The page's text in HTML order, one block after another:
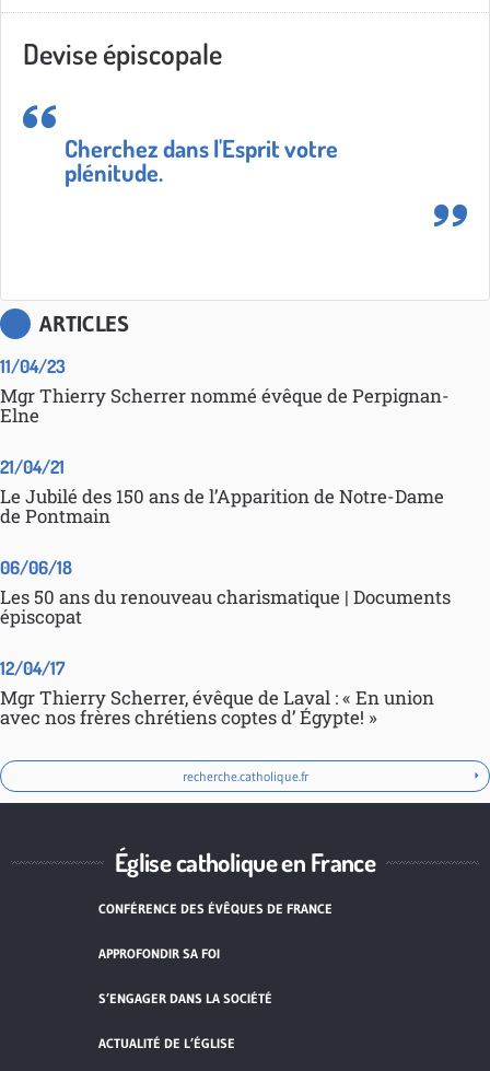
Devise épiscopale
Cherchez dans l'Esprit votre
plénitude.
ARTICLES
11/04/23
Mgr Thierry Scherrer nommé évêque de Perpignan-
Elne
21/04/21
Le Jubilé des 150 ans de l’Apparition de Notre-Dame
de Pontmain
06/06/18
Les 50 ans du renouveau charismatique | Documents
épiscopat
12/04/17
Mgr Thierry Scherrer, évêque de Laval : « En union
avec nos frères chrétiens coptes d’ Égypte! »
recherche.catholique.fr
Église catholique en France
CONFÉRENCE DES ÉVÊQUES DE FRANCE
APPROFONDIR SA FOI
S’ENGAGER DANS LA SOCIÉTÉ
ACTUALITÉ DE L’ÉGLISE